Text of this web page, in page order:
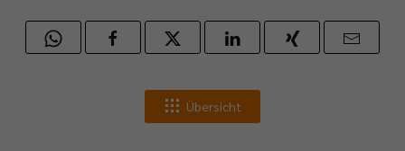
Übersicht